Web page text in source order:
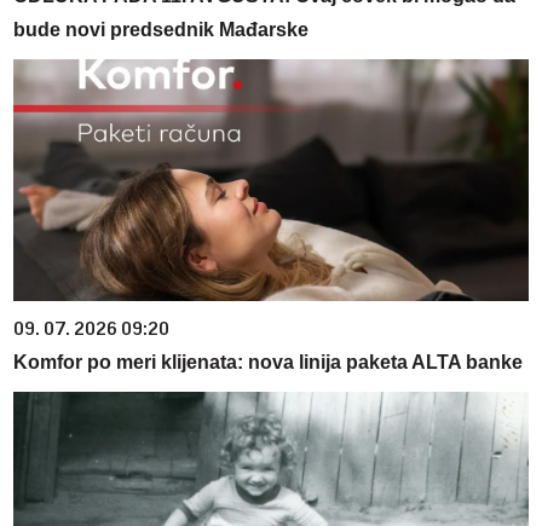
bude novi predsednik Mađarske
09. 07. 2026 09:20
Komfor po meri klijenata: nova linija paketa ALTA banke